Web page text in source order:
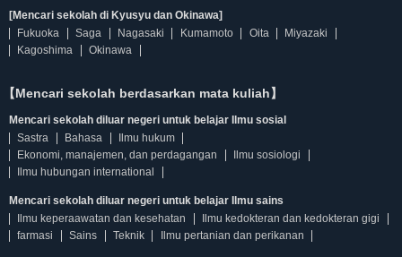
[Mencari sekolah di Kyusyu dan Okinawa]
Fukuoka
Saga Nagasaki Kumamoto Oita
Miyazaki
Kagoshima
Okinawa
【Mencari sekolah berdasarkan mata kuliah】
Mencari sekolah diluar negeri untuk belajar Ilmu sosial
Sastra
Bahasa
Ilmu hukum
Ekonomi, manajemen, dan perdagangan
Ilmu sosiologi
Ilmu hubungan international
Mencari sekolah diluar negeri untuk belajar Ilmu sains
Ilmu keperaawatan dan kesehatan
Ilmu kedokteran dan kedokteran gigi
farmasi
Sains Teknik Ilmu pertanian dan perikanan